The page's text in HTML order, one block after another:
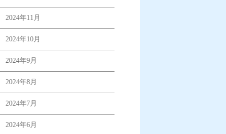
2024年11月
2024年10月
2024年9月
2024年8月
2024年7月
2024年6月